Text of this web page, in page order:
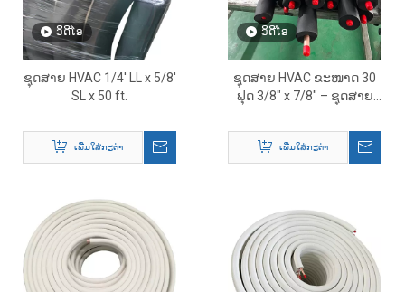
ວິດີໂອ
ຊຸດສາຍ HVAC 1/4' LL x 5/8'
SL x 50 ft.
ເພີ່ມໃສ່ກະຕ່າ
ວິດີໂອ
ຊຸດສາຍ HVAC ຂະໜາດ 30
ຟຸດ 3/8″ x 7/8″ – ຊຸດສາຍ
ເຄື່ອງປັບອາກາດ ແລະ ເຄື່ອງ
ເຮັດຄວາມເຢັນ
ເພີ່ມໃສ່ກະຕ່າ